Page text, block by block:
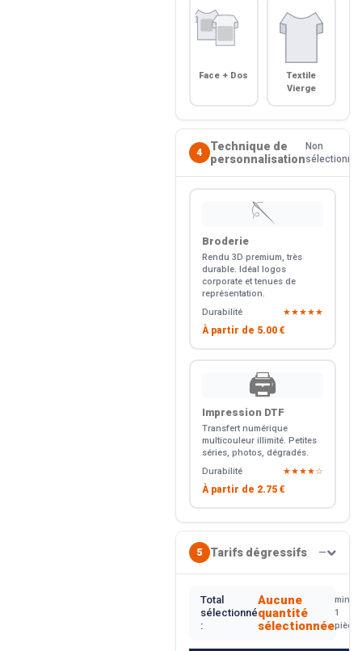
Face + Dos
Textile
Vierge
4
Technique de
personnalisation
Non
sélectionné
🪡
Broderie
Rendu 3D premium, très
durable. Idéal logos
corporate et tenues de
représentation.
Durabilité
★★★★★
À partir de 5.00 €
🖨️
Impression DTF
Transfert numérique
multicouleur illimité. Petites
séries, photos, dégradés.
Durabilité
★★★★☆
À partir de 2.75 €
5 Tarifs dégressifs —
Total
sélectionné
:
Aucune
quantité
sélectionnée
min.
1
pièce